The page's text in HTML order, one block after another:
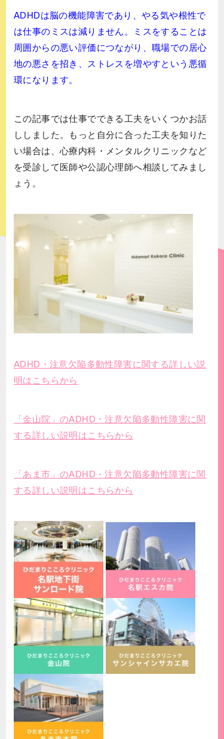
ADHDは脳の機能障害であり、やる気や根性で
は仕事のミスは減りません。ミスをすることは
周囲からの悪い評価につながり、職場での居心
地の悪さを招き、ストレスを増やすという悪循
環になります。
この記事では仕事でできる工夫をいくつかお話
ししました。もっと自分に合った工夫を知りた
い場合は、心療内科・メンタルクリニックなど
を受診して医師や公認心理師へ相談してみまし
ょう。
ADHD・注意欠陥多動性障害に関する詳しい説
明はこちらから
「金山院」のADHD・注意欠陥多動性障害に関
する詳しい説明はこちらから
「あま市」のADHD・注意欠陥多動性障害に関
する詳しい説明はこちらから